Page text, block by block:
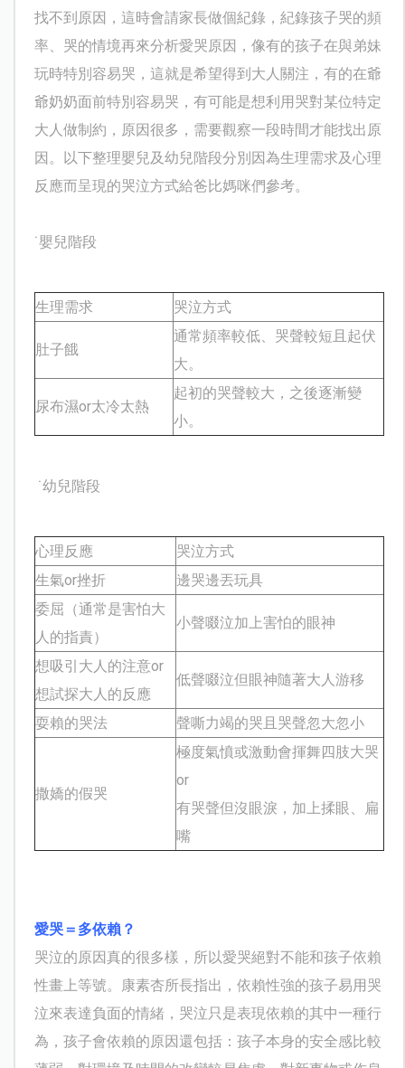
找不到原因，這時會請家長做個紀錄，紀錄孩子哭的頻
率、哭的情境再來分析愛哭原因，像有的孩子在與弟妹
玩時特別容易哭，這就是希望得到大人關注，有的在爺
爺奶奶面前特別容易哭，有可能是想利用哭對某位特定
大人做制約，原因很多，需要觀察一段時間才能找出原
因。以下整理嬰兒及幼兒階段分別因為生理需求及心理
反應而呈現的哭泣方式給爸比媽咪們參考。
˙嬰兒階段
生理需求 哭泣方式
肚子餓
通常頻率較低、哭聲較短且起伏
大。
尿布濕or太冷太熱
起初的哭聲較大，之後逐漸變
小。
˙幼兒階段
心理反應
哭泣方式
生氣or挫折
邊哭邊丟玩具
委屈（通常是害怕大
人的指責）
小聲啜泣加上害怕的眼神
想吸引大人的注意or
想試探大人的反應
低聲啜泣但眼神隨著大人游移
耍賴的哭法 聲嘶力竭的哭且哭聲忽大忽小
撒嬌的假哭
極度氣憤或激動會揮舞四肢大哭
or
有哭聲但沒眼淚，加上揉眼、扁
嘴
愛哭＝多依賴？
哭泣的原因真的很多樣，所以愛哭絕對不能和孩子依賴
性畫上等號。
康素杏所長指出，依賴性強的孩子易用哭
泣來表達負面的情緒，哭泣只是表現依賴的其中一種行
為，孩子會依賴的原因還包括：孩子本身的安全感比較